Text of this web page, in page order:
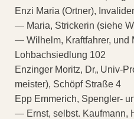
Enzi Maria (Ortner),
— Maria, Strickerin (siehe
— Wilhelm, Kraftfahrer, und
Lohbachsiedlung 102
Enzinger Moritz, Dr„ Univ-
meister), Schöpf Straße 4
Epp Emmerich, Spengler-
— Ernst, selbst. Kaufmann,